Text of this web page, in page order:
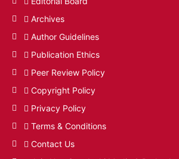
Archives
Author Guidelines
Publication Ethics
Peer Review Policy
Copyright Policy
Privacy Policy
Terms & Conditions
Contact Us